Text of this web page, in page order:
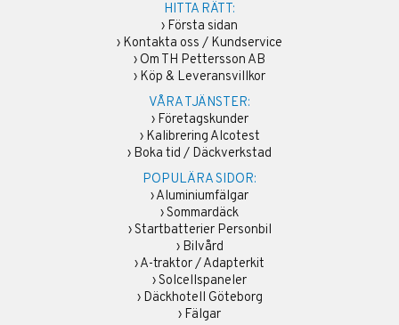
HITTA RÄTT:
› Första sidan
› Kontakta oss / Kundservice
› Om TH Pettersson AB
› Köp & Leveransvillkor
VÅRA TJÄNSTER:
› Företagskunder
› Kalibrering Alcotest
› Boka tid / Däckverkstad
POPULÄRA SIDOR:
›Aluminiumfälgar
›Sommardäck
›Startbatterier Personbil
› Bilvård
›A-traktor / Adapterkit
›Solcellspaneler
› Däckhotell Göteborg
› Fälgar